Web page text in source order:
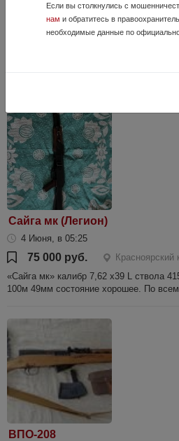
Тигр 01
26 Мая, в 14:44
Сайга мк (Легион)
4 Июня, в 05:25
75 000 руб.
Красноярский
«Сайга мк» калибр 7,62 х39 L ствола
100м 49мм состояние хорошее. По
ВПО-208
Если вы столкнулись с
нам и обратитесь в
необходимые данные по